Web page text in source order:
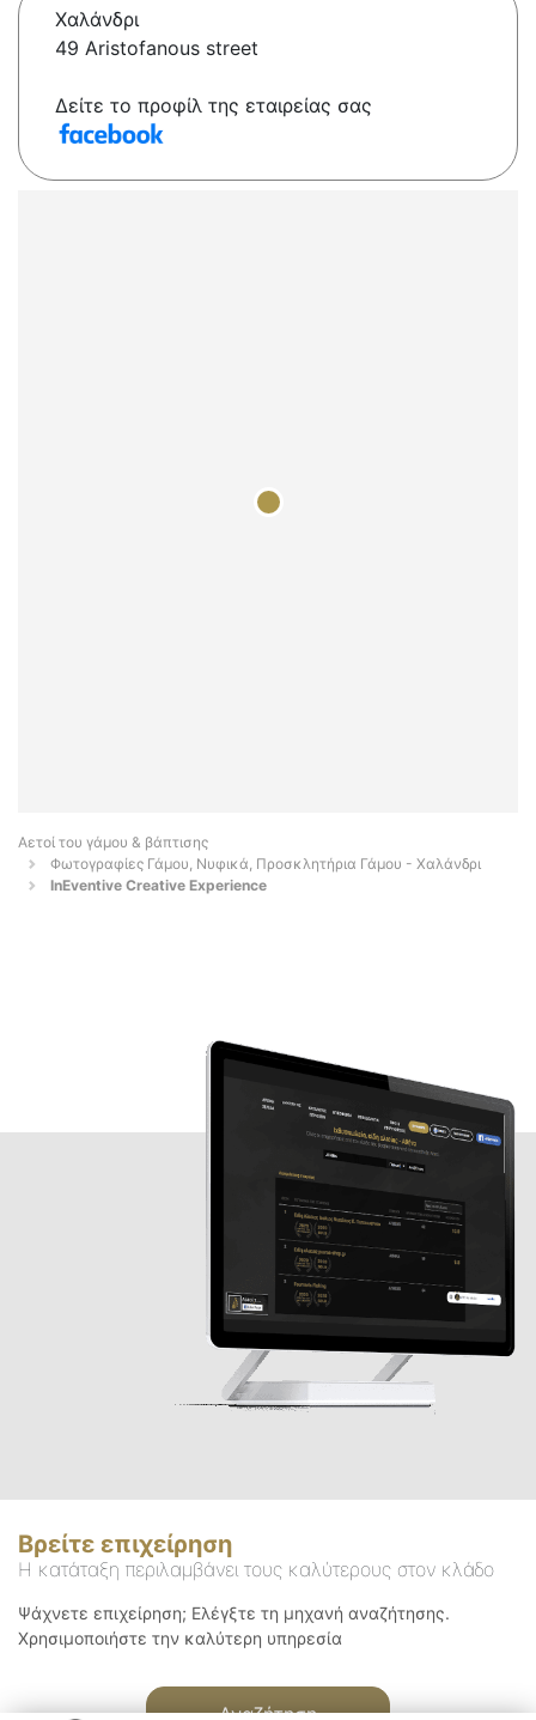
Χαλάνδρι
49 Aristofanous street
Δείτε το προφίλ της εταιρείας σας
Αετοί του γάμου & βάπτισης
Φωτογραφίες Γάμου, Νυφικά, Προσκλητήρια Γάμου - Χαλάνδρι
InEventive Creative Experience
Βρείτε επιχείρηση
Η κατάταξη περιλαμβάνει τους καλύτερους στον κλάδο
Ψάχνετε επιχείρηση; Ελέγξτε τη μηχανή αναζήτησης.
Χρησιμοποιήστε την καλύτερη υπηρεσία
Αναζήτηση